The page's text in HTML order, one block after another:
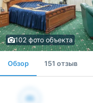
102 фото объекта
Обзор 151 отзыв